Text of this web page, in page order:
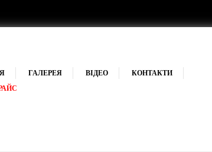
ГАЛЕРЕЯ ВІДЕО
КОНТАКТИ